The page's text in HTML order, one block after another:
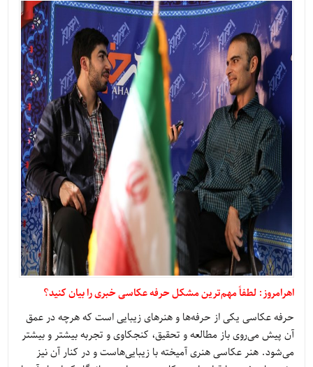
اهرامروز: لطفاً مهم‌ترین مشکل حرفه عکاسی خبری را بیان کنید؟
حرفه عکاسی یکی از حرفه‌ها و هنرهای زیبایی است که هرچه در عمق
آن پیش می‌روی باز مطالعه و تحقیق، کنجکاوی و تجربه بیشتر و بیشتر
می‌شود. هنر عکاسی هنری آمیخته با زیبایی‌هاست و در کنار آن نیز